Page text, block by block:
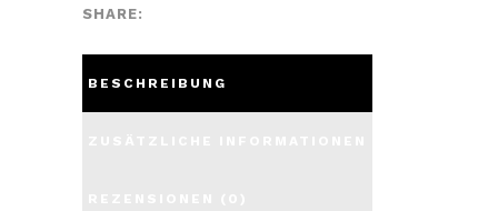
SHARE:
BESCHREIBUNG